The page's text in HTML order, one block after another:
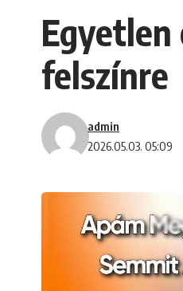
felszínre
2026.05.03. 05:09
admin